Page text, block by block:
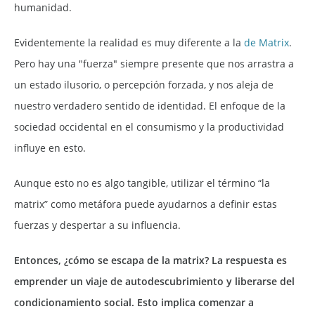
humanidad.
Evidentemente la realidad es muy diferente a la de Matrix.
Pero hay una "fuerza" siempre presente que nos arrastra a
un estado ilusorio, o percepción forzada, y nos aleja de
nuestro verdadero sentido de identidad. El enfoque de la
sociedad occidental en el consumismo y la productividad
influye en esto.
Aunque esto no es algo tangible, utilizar el término “la
matrix” como metáfora puede ayudarnos a definir estas
fuerzas y despertar a su influencia.
Entonces, ¿cómo se escapa de la matrix? La respuesta es
emprender un viaje de autodescubrimiento y liberarse del
condicionamiento social. Esto implica comenzar a